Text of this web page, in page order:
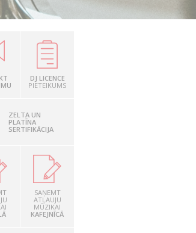
DJ LICENCE
PIETEIKUMS
ZELTA UN
PLATĪNA
SERTIFIKĀCIJA
SAŅEMT
ATĻAUJU
MŪZIKAI
KAFEJNĪCĀ